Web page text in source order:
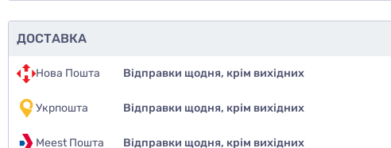
ДОСТАВКА
Нова Пошта Відправки щодня, крім вихідних
Укрпошта Відправки щодня, крім вихідних
Meest Пошта Відправки щодня, крім вихідних